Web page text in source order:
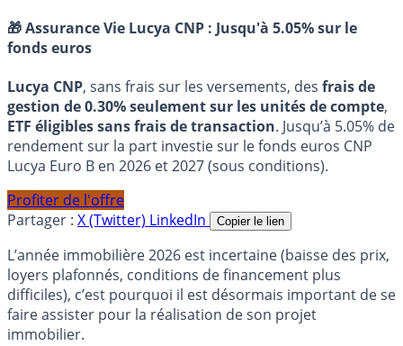
🎁 Assurance Vie Lucya CNP : Jusqu'à 5.05% sur le
fonds euros
Lucya CNP, sans frais sur les versements, des frais de
gestion de 0.30% seulement sur les unités de compte,
ETF éligibles sans frais de transaction. Jusqu’à 5.05% de
rendement sur la part investie sur le fonds euros CNP
Lucya Euro B en 2026 et 2027 (sous conditions).
Profiter de l'offre
Partager : X (Twitter) LinkedIn Copier le lien
L’année immobilière 2026 est incertaine (baisse des prix,
loyers plafonnés, conditions de financement plus
difficiles), c’est pourquoi il est désormais important de se
faire assister pour la réalisation de son projet
immobilier.